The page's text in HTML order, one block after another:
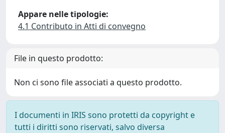
Appare nelle tipologie:
4.1 Contributo in Atti di convegno
File in questo prodotto:
Non ci sono file associati a questo prodotto.
I documenti in IRIS sono protetti da copyright e
tutti i diritti sono riservati, salvo diversa